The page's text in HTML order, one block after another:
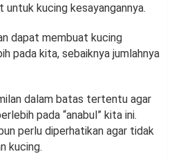
kucing kesayangannya.
dapat membuat kucing
pada kita, sebaiknya jumlahnya
dalam batas tertentu agar
pada “anabul” kita ini.
perlu diperhatikan agar tidak
kucing.